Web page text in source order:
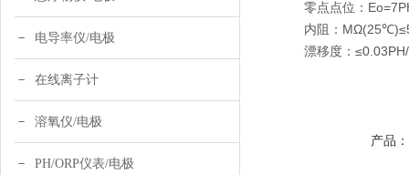
电导率仪/电极
在线离子计
溶氧仪/电极
PH/ORP仪表/电极
零点点位：
内阻：
漂移度：≤0.03PH/
产品：